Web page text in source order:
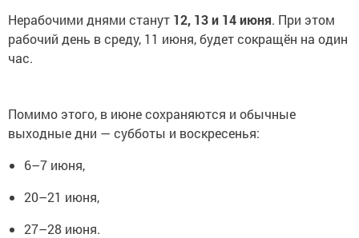
Нерабочими днями станут 12, 13 и 14 июня. При этом
рабочий день в среду, 11 июня, будет сокращён на один
час.
Помимо этого, в июне сохраняются и обычные
выходные дни — субботы и воскресенья:
6–7 июня,
20–21 июня,
27–28 июня.